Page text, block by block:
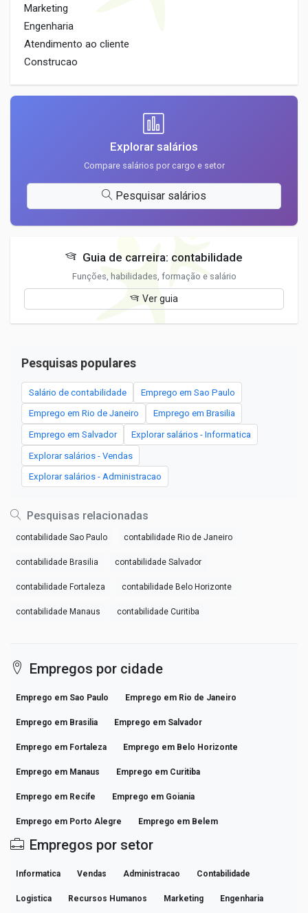
Marketing
Engenharia
Atendimento ao cliente
Construcao
Explorar salários
Compare salários por cargo e setor
Pesquisar salários
Guia de carreira: contabilidade
Funções, habilidades, formação e salário
Ver guia
Pesquisas populares
Salário de contabilidade Emprego em Sao Paulo
Emprego em Rio de Janeiro Emprego em Brasilia
Emprego em Salvador Explorar salários - Informatica
Explorar salários - Vendas
Explorar salários - Administracao
Pesquisas relacionadas
contabilidade Sao Paulo contabilidade Rio de Janeiro
contabilidade Brasilia contabilidade Salvador
contabilidade Fortaleza contabilidade Belo Horizonte
contabilidade Manaus contabilidade Curitiba
Empregos por cidade
Emprego em Sao Paulo Emprego em Rio de Janeiro
Emprego em Brasilia Emprego em Salvador
Emprego em Fortaleza Emprego em Belo Horizonte
Emprego em Manaus Emprego em Curitiba
Emprego em Recife Emprego em Goiania
Emprego em Porto Alegre Emprego em Belem
Empregos por setor
Informatica Vendas Administracao Contabilidade
Logistica Recursos Humanos Marketing Engenharia